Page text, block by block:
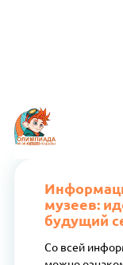
музеев:
будущий
Со всей